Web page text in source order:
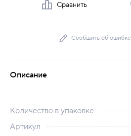
Сравнить
Сообщить об ошибке
Описание
Количество в упаковке
Артикул